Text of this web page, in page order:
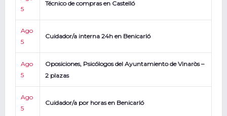
5
Técnico de compras en Castelló
Ago
5
Cuidador/a interna 24h en Benicarló
Ago
5
Oposiciones, Psicólogos del Ayuntamiento de Vinaròs –
2 plazas
Ago
5
Cuidador/a por horas en Benicarló